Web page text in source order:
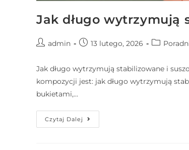
Jak długo wytrzymują
admin 13 lutego, 2026
Jak długo wytrzymują stabilizowane i
kompozycji jest: jak długo wytrzymują
bukietami,…
Czytaj Dalej